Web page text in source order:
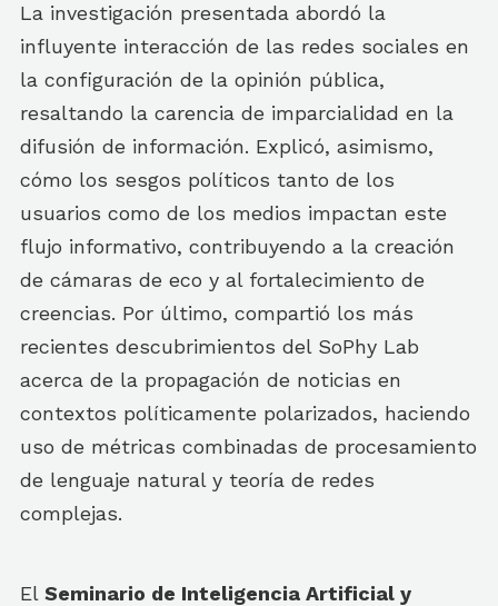
La investigación presentada abordó la
influyente interacción de las redes sociales en
la configuración de la opinión pública,
resaltando la carencia de imparcialidad en la
difusión de información. Explicó, asimismo,
cómo los sesgos políticos tanto de los
usuarios como de los medios impactan este
flujo informativo, contribuyendo a la creación
de cámaras de eco y al fortalecimiento de
creencias. Por último, compartió los más
recientes descubrimientos del SoPhy Lab
acerca de la propagación de noticias en
contextos políticamente polarizados, haciendo
uso de métricas combinadas de procesamiento
de lenguaje natural y teoría de redes
complejas.
El Seminario de Inteligencia Artificial y